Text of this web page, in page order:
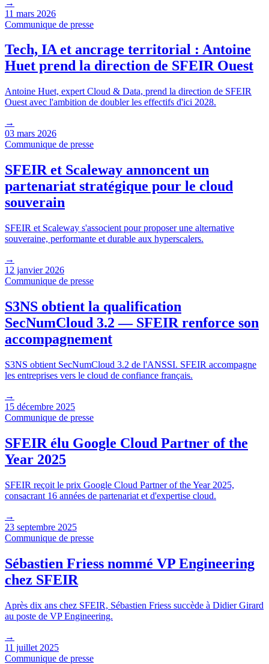
→
11 mars 2026
Communique de presse
Tech, IA et ancrage territorial : Antoine
Huet prend la direction de SFEIR Ouest
Antoine Huet, expert Cloud & Data, prend la direction de SFEIR
Ouest avec l'ambition de doubler les effectifs d'ici 2028.
→
03 mars 2026
Communique de presse
SFEIR et Scaleway annoncent un
partenariat stratégique pour le cloud
souverain
SFEIR et Scaleway s'associent pour proposer une alternative
souveraine, performante et durable aux hyperscalers.
→
12 janvier 2026
Communique de presse
S3NS obtient la qualification
SecNumCloud 3.2 — SFEIR renforce son
accompagnement
S3NS obtient SecNumCloud 3.2 de l'ANSSI. SFEIR accompagne
les entreprises vers le cloud de confiance français.
→
15 décembre 2025
Communique de presse
SFEIR élu Google Cloud Partner of the
Year 2025
SFEIR reçoit le prix Google Cloud Partner of the Year 2025,
consacrant 16 années de partenariat et d'expertise cloud.
→
23 septembre 2025
Communique de presse
Sébastien Friess nommé VP Engineering
chez SFEIR
Après dix ans chez SFEIR, Sébastien Friess succède à Didier Girard
au poste de VP Engineering.
→
11 juillet 2025
Communique de presse